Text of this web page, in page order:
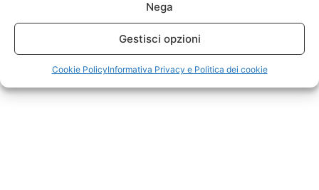
Nega
Gestisci opzioni
Cookie PolicyInformativa Privacy e Politica dei cookie